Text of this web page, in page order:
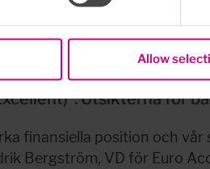
Allow
rating
Euro Accident
Utsikterna för
finansiella position och
Bergström, VD för Euro